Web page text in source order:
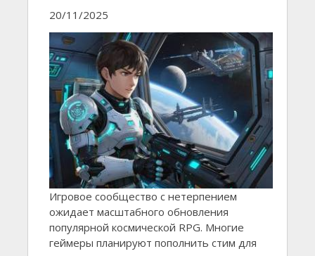
20/11/2025
Игровое сообщество с нетерпением
ожидает масштабного обновления
популярной космической RPG. Многие
геймеры планируют пополнить стим для